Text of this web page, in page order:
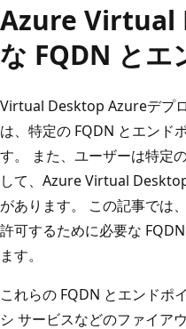
Azure Virtual
な FQDN とエ
Virtual Desktop Azureデプ
は、特定の FQDN とエンド
す。 また、ユーザーは特定
して、Azure Virtual
があります。 この記事では
許可するために必要な
ます。
これらの FQDN とエンドポ
シ サービスなどのファイア